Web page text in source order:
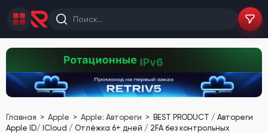
Главная Apple Apple: Автореги
BEST PRODUCT / Автореги
Apple ID/ ICloud / Отлёжка 6+ дней / 2FA без контрольных